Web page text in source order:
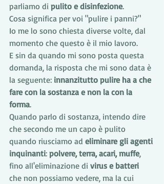
parliamo di pulito e disinfezione.
Cosa significa per voi "pulire i panni?"
Io me lo sono chiesta diverse volte, dal
momento che questo è il mio lavoro.
E sin da quando mi sono posta questa
domanda, la risposta che mi sono data è
la seguente: innanzitutto pulire ha a che
fare con la sostanza e non la con la
forma.
Quando parlo di sostanza, intendo dire
che secondo me un capo è pulito
quando riusciamo ad eliminare gli agenti
inquinanti: polvere, terra, acari, muffe,
fino all'eliminazione di virus e batteri
che non possiamo vedere, ma la cui